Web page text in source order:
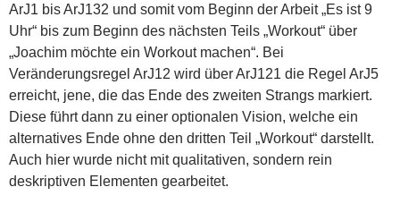
ArJ1 bis ArJ132 und somit vom Beginn der Arbeit „Es ist 9
Uhr“ bis zum Beginn des nächsten Teils „Workout“ über
„Joachim möchte ein Workout machen“. Bei
Veränderungsregel ArJ12 wird über ArJ121 die Regel ArJ5
erreicht, jene, die das Ende des zweiten Strangs markiert.
Diese führt dann zu einer optionalen Vision, welche ein
alternatives Ende ohne den dritten Teil „Workout“ darstellt.
Auch hier wurde nicht mit qualitativen, sondern rein
deskriptiven Elementen gearbeitet.